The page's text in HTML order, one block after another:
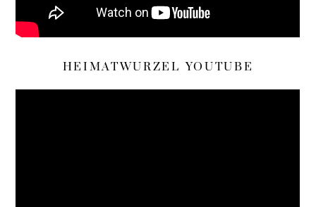
HEIMATWURZEL YOUTUBE